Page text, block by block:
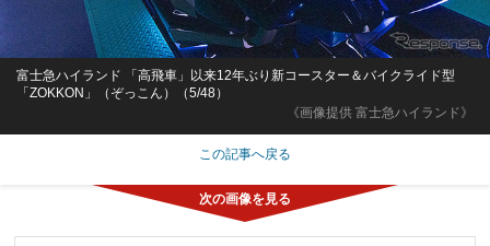
《画像提供 富士急ハイランド》
富士急ハイランド 「高飛車」以来12年ぶり新コースター＆バイクライド型
「ZOKKON」（ぞっこん）（5/48）
この記事へ戻る